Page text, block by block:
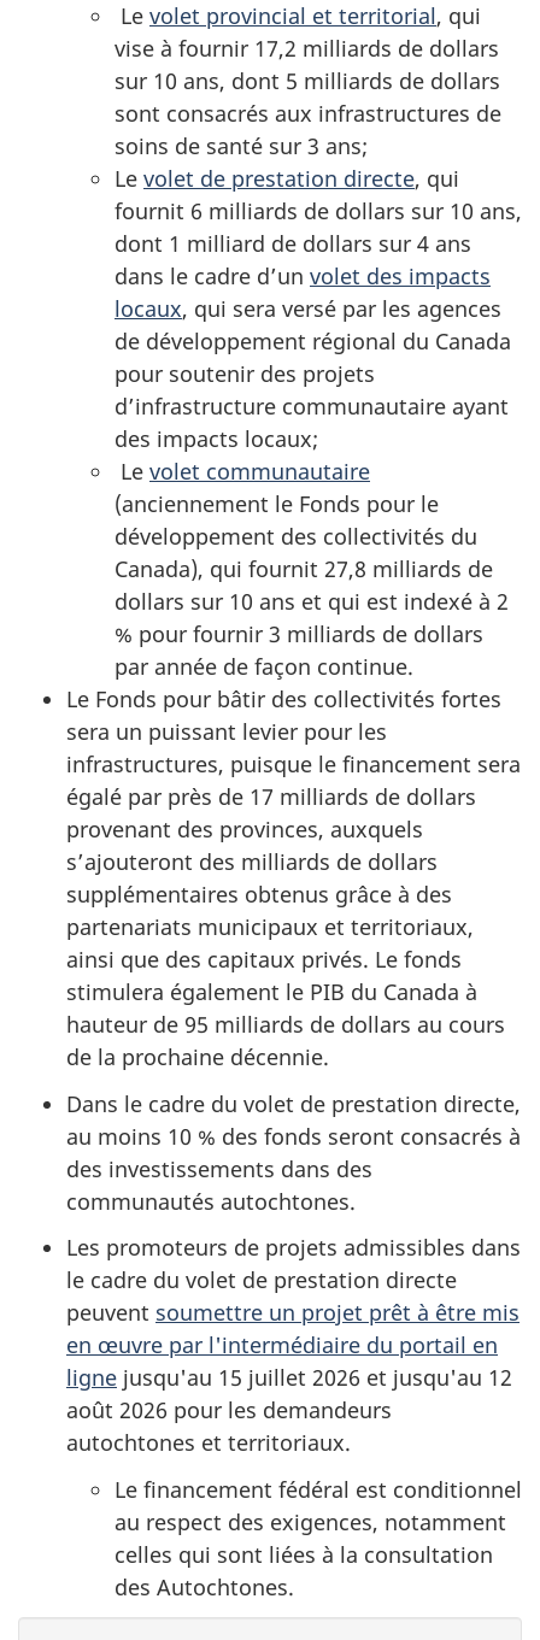
Le volet provincial et territorial, qui
vise à fournir 17,2 milliards de dollars
sur 10 ans, dont 5 milliards de dollars
sont consacrés aux infrastructures de
soins de santé sur 3 ans;
Le volet de prestation directe, qui
fournit 6 milliards de dollars sur 10 ans,
dont 1 milliard de dollars sur 4 ans
dans le cadre d’un volet des impacts
locaux, qui sera versé par les agences
de développement régional du Canada
pour soutenir des projets
d’infrastructure communautaire ayant
des impacts locaux;
Le volet communautaire
(anciennement le Fonds pour le
développement des collectivités du
Canada), qui fournit 27,8 milliards de
dollars sur 10 ans et qui est indexé à 2
% pour fournir 3 milliards de dollars
par année de façon continue.
Le Fonds pour bâtir des collectivités fortes
sera un puissant levier pour les
infrastructures, puisque le financement sera
égalé par près de 17 milliards de dollars
provenant des provinces, auxquels
s’ajouteront des milliards de dollars
supplémentaires obtenus grâce à des
partenariats municipaux et territoriaux,
ainsi que des capitaux privés. Le fonds
stimulera également le PIB du Canada à
hauteur de 95 milliards de dollars au cours
de la prochaine décennie.
Dans le cadre du volet de prestation directe,
au moins 10 % des fonds seront consacrés à
des investissements dans des
communautés autochtones.
Les promoteurs de projets admissibles dans
le cadre du volet de prestation directe
peuvent soumettre un projet prêt à être mis
en œuvre par l'intermédiaire du portail en
ligne jusqu'au 15 juillet 2026 et jusqu'au 12
août 2026 pour les demandeurs
autochtones et territoriaux.
Le financement fédéral est conditionnel
au respect des exigences, notamment
celles qui sont liées à la consultation
des Autochtones.